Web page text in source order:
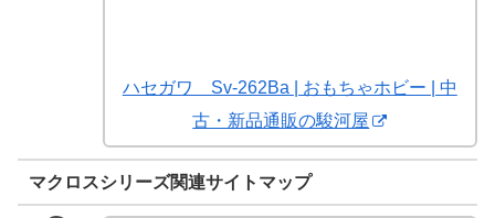
ハセガワ Sv-262Ba | おもちゃホビー | 中
古・新品通販の駿河屋
マクロスシリーズ関連サイトマップ